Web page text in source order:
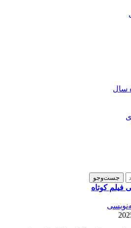
سال